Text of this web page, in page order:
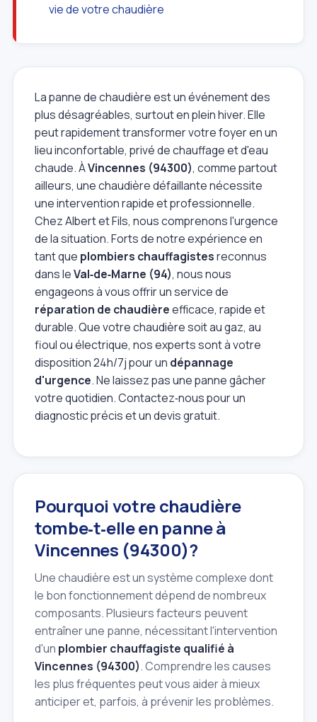
vie de votre chaudière
La panne de chaudière est un événement des
plus désagréables, surtout en plein hiver. Elle
peut rapidement transformer votre foyer en un
lieu inconfortable, privé de chauffage et d'eau
chaude. ÀVincennes (94300), comme partout
ailleurs, une chaudière défaillante nécessite
une intervention rapide et professionnelle.
Chez Albert et Fils, nous comprenons l'urgence
de la situation. Forts de notre expérience en
tant que plombiers chauffagistesreconnus
dans leVal‑de‑Marne (94), nous nous
engageons à vous offrir un service de
réparation de chaudièreefficace, rapide et
durable. Que votre chaudière soit au gaz, au
fioul ou électrique, nos experts sont à votre
disposition 24h/7j pour un dépannage
d'urgence. Ne laissez pas une panne gâcher
votre quotidien. Contactez‑nous pour un
diagnostic précis et un devis gratuit.
Pourquoi votre chaudière
tombe‑t‑elle en panne à
Vincennes (94300)?
Une chaudière est un système complexe dont
le bon fonctionnement dépend de nombreux
composants. Plusieurs facteurs peuvent
entraîner une panne, nécessitant l'intervention
d'un plombier chauffagiste qualifié à
Vincennes (94300). Comprendre les causes
les plus fréquentes peut vous aider à mieux
anticiper et, parfois, à prévenir les problèmes.